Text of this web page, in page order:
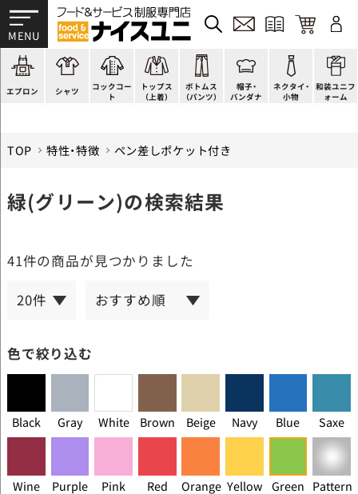
エプロン
かぶり型
スモック風
厨房用
ラップエプロン
シャツ
ピンタック
Tシャツ
ポロシャツ
和風シャツ(Asian)コックコー
ト
ショップコート
スタンダード
ファッション
キッズ
トップス
（上着）
法被(はっぴ)
調理白衣
カットソー
ジャンバー
ボトムス
（パンツ）
イージーパンツ
ワンピース
厨房シューズ
フロアシューズ
帽子・
バンダナ
洋帽子
コック帽
衛生帽子
ヘアネット
ネクタイ・
小物
ネクタイ
蝶ネクタイ
リボン・スカーフ
クロスタイ
和装ユニフ
ォーム
帯
草履、足袋など
着付小物
きもの
TOP 特性・特徴 ペン差しポケット付き
緑(グリーン)の検索結果
41件の商品が見つかりました
色で絞り込む
Black Gray White Brown Beige Navy Blue Saxe
Wine Purple Pink Red Orange Yellow Green Pattern